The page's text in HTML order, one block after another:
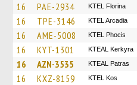
16 PAE-2934 KTEL Florina
16 TPE-3146 KTEL Arcadia
16 AME-5008 ΚΤΕL Phocis
16 KYT-1301 KTEAL Kerkyra
16 AZN-3535 KTEAL Patras
16 KXZ-8159 KTEL Kos